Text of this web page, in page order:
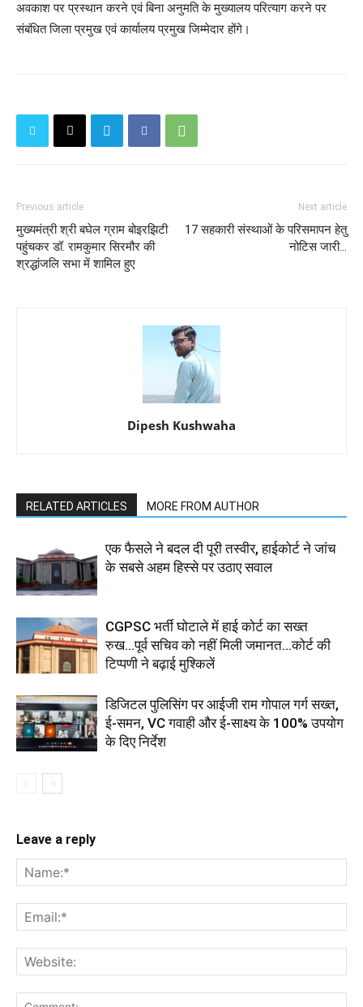
अवकाश पर प्रस्थान करने एवं बिना अनुमति के मुख्यालय परित्याग करने पर
संबंधित जिला प्रमुख एवं कार्यालय प्रमुख जिम्मेदार होंगे।
Previous article
मुख्यमंत्री श्री बघेल ग्राम बोइरझिटी
पहुंचकर डॉ. रामकुमार सिरमौर की
श्रद्धांजलि सभा में शामिल हुए
Next article
17 सहकारी संस्थाओं के परिसमापन हेतु
नोटिस जारी...
Dipesh Kushwaha
RELATED ARTICLES MORE FROM AUTHOR
एक फैसले ने बदल दी पूरी तस्वीर, हाईकोर्ट ने जांच
के सबसे अहम हिस्से पर उठाए सवाल
CGPSC भर्ती घोटाले में हाई कोर्ट का सख्त
रुख...पूर्व सचिव को नहीं मिली जमानत...कोर्ट की
टिप्पणी ने बढ़ाई मुश्किलें
डिजिटल पुलिसिंग पर आईजी राम गोपाल गर्ग सख्त,
ई-समन, VC गवाही और ई-साक्ष्य के 100% उपयोग
के दिए निर्देश
Leave a reply